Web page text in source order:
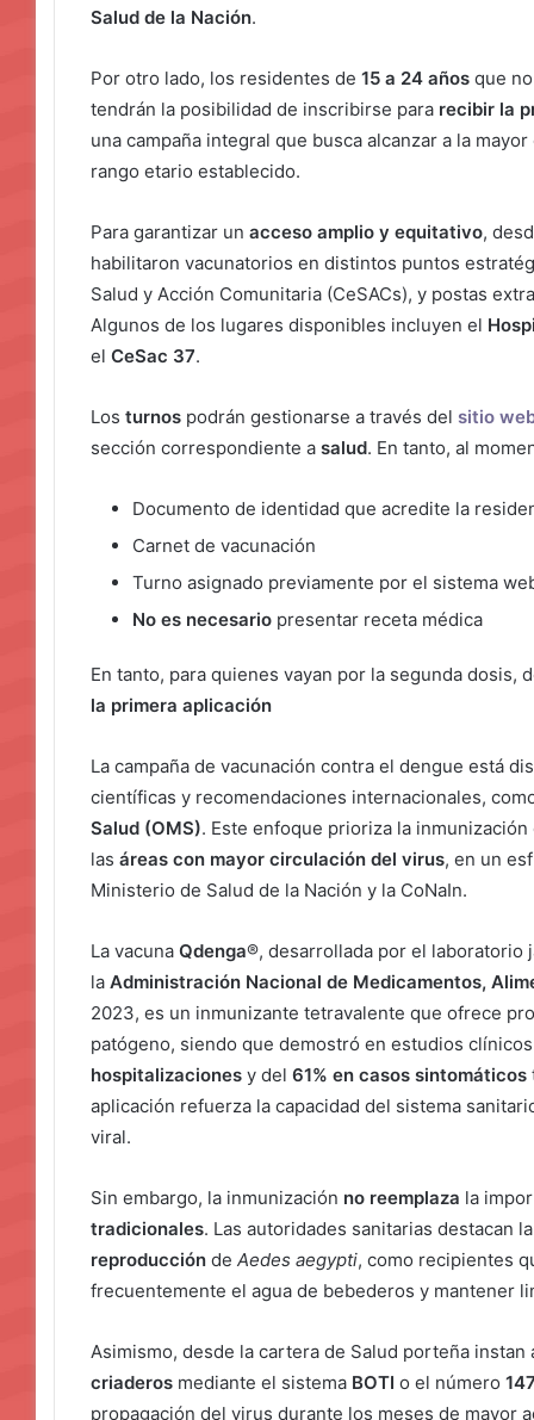
Salud de la Nación.
Por otro lado, los residentes de 15 a 24 años que
tendrán la posibilidad de inscribirse para recibir la
una campaña integral que busca alcanzar a la
rango etario establecido.
Para garantizar un acceso amplio y equitativo,
habilitaron vacunatorios en distintos puntos
Salud y Acción Comunitaria (CeSACs), y postas
Algunos de los lugares disponibles incluyen el
el CeSac 37.
Los turnos podrán gestionarse a través del sitio
sección correspondiente a salud. En tanto, al
Documento de identidad que acredite la
Carnet de vacunación
Turno asignado previamente por el sistema
No es necesario presentar receta médica
En tanto, para quienes vayan por la segunda dosis,
la primera aplicación
La campaña de vacunación contra el dengue está
científicas y recomendaciones internacionales,
Salud (OMS). Este enfoque prioriza la inmunización
las áreas con mayor circulación del virus, en un
Ministerio de Salud de la Nación y la CoNaIn.
La vacuna Qdenga®, desarrollada por el laboratorio
la Administración Nacional de Medicamentos,
2023, es un inmunizante tetravalente que ofrece
patógeno, siendo que demostró en estudios
hospitalizaciones y del 61% en casos sintomáticos
aplicación refuerza la capacidad del sistema
viral.
Sin embargo, la inmunización no reemplaza la
tradicionales. Las autoridades sanitarias destacan
reproducción de Aedes aegypti, como recipientes
frecuentemente el agua de bebederos y mantener
Asimismo, desde la cartera de Salud porteña instan
criaderos mediante el sistema BOTI o el número
propagación del virus durante los meses de mayor